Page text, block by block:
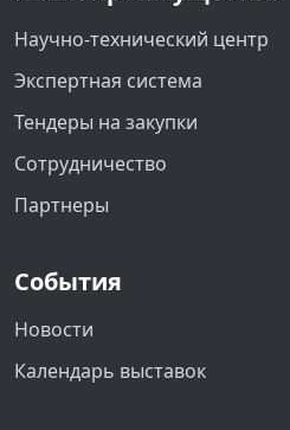
Научно-технический центр
Экспертная система
Тендеры на закупки
Сотрудничество
Партнеры
События
Новости
Календарь выставок